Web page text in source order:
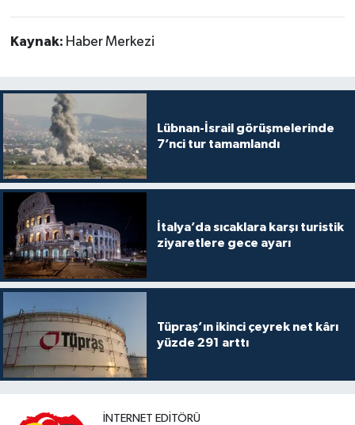
Kaynak: Haber Merkezi
Lübnan-İsrail görüşmelerinde
7’nci tur tamamlandı
İtalya’da sıcaklara karşı turistik
ziyaretlere gece ayarı
Tüpraş’ın ikinci çeyrek net kârı
yüzde 291 arttı
İNTERNET EDITÖRÜ